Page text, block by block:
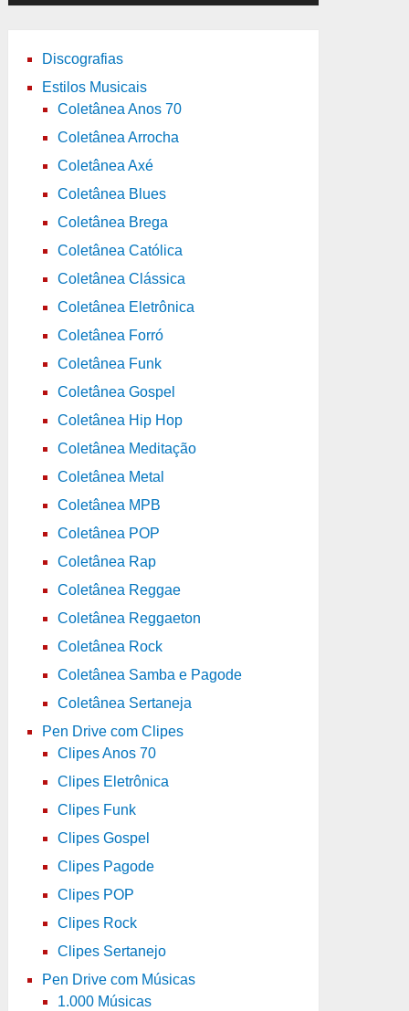
Discografias
Estilos Musicais
Coletânea Anos 70
Coletânea Arrocha
Coletânea Axé
Coletânea Blues
Coletânea Brega
Coletânea Católica
Coletânea Clássica
Coletânea Eletrônica
Coletânea Forró
Coletânea Funk
Coletânea Gospel
Coletânea Hip Hop
Coletânea Meditação
Coletânea Metal
Coletânea MPB
Coletânea POP
Coletânea Rap
Coletânea Reggae
Coletânea Reggaeton
Coletânea Rock
Coletânea Samba e Pagode
Coletânea Sertaneja
Pen Drive com Clipes
Clipes Anos 70
Clipes Eletrônica
Clipes Funk
Clipes Gospel
Clipes Pagode
Clipes POP
Clipes Rock
Clipes Sertanejo
Pen Drive com Músicas
1.000 Músicas